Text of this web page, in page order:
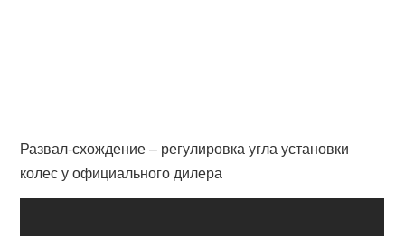
Развал-схождение – регулировка угла установки
колес у официального дилера